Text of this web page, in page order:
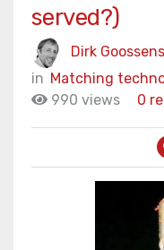
served?)
Dirk Goossens
in Matching
990 views
0